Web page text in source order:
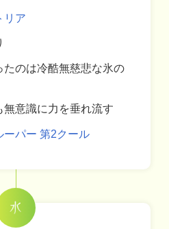
リア
のは冷酷無慈悲な氷の
意識に力を垂れ流す
ーパー 第2クール